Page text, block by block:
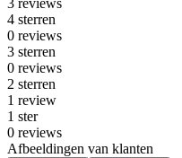
3 reviews
4 sterren
0 reviews
3 sterren
0 reviews
2 sterren
1 review
1 ster
0 reviews
Afbeeldingen van klanten